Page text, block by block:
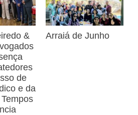
&
de
e da
Arraiá de Junho